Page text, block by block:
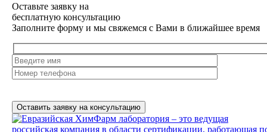
Оставьте заявку на
бесплатную консультацию
Заполните форму и мы свяжемся с Вами в ближайшее время